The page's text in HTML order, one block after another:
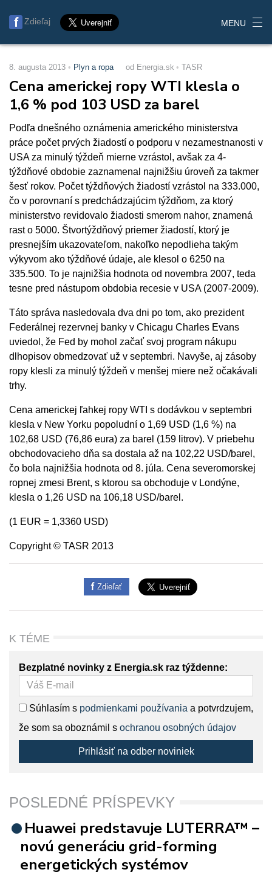
Zdieľaj MENU
8. augusta 2013 Plyn a ropa od Energia.sk TASR
Cena americkej ropy WTI klesla o
1,6 % pod 103 USD za barel
Podľa dnešného oznámenia amerického ministerstva
práce počet prvých žiadostí o podporu v nezamestnanosti v
USA za minulý týždeň mierne vzrástol, avšak za 4-
týždňové obdobie zaznamenal najnižšiu úroveň za takmer
šesť rokov. Počet týždňových žiadostí vzrástol na 333.000,
čo v porovnaní s predchádzajúcim týždňom, za ktorý
ministerstvo revidovalo žiadosti smerom nahor, znamená
rast o 5000. Štvortýždňový priemer žiadostí, ktorý je
presnejším ukazovateľom, nakoľko nepodlieha takým
výkyvom ako týždňové údaje, ale klesol o 6250 na
335.500. To je najnižšia hodnota od novembra 2007, teda
tesne pred nástupom obdobia recesie v USA (2007-2009).
Táto správa nasledovala dva dni po tom, ako prezident
Federálnej rezervnej banky v Chicagu Charles Evans
uviedol, že Fed by mohol začať svoj program nákupu
dlhopisov obmedzovať už v septembri. Navyše, aj zásoby
ropy klesli za minulý týždeň v menšej miere než očakávali
trhy.
Cena americkej ľahkej ropy WTI s dodávkou v septembri
klesla v New Yorku popoludní o 1,69 USD (1,6 %) na
102,68 USD (76,86 eura) za barel (159 litrov). V priebehu
obchodovacieho dňa sa dostala až na 102,22 USD/barel,
čo bola najnižšia hodnota od 8. júla. Cena severomorskej
ropnej zmesi Brent, s ktorou sa obchoduje v Londýne,
klesla o 1,26 USD na 106,18 USD/barel.
(1 EUR = 1,3360 USD)
Copyright © TASR 2013
Zdieľať
K TÉME
Bezplatné novinky z Energia.sk raz týždenne:
Súhlasím s podmienkami používania a potvrdzujem,
že som sa oboznámil s ochranou osobných údajov
Prihlásiť na odber noviniek
POSLEDNÉ PRÍSPEVKY
Huawei predstavuje LUTERRA™ –
novú generáciu grid-forming
energetických systémov